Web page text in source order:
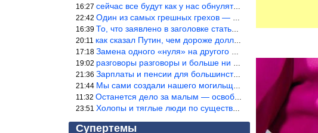
16:27 сейчас все будут как у нас обнуляться.
22:42 Один из самых грешных грехов — считать себя непогрешимым.
16:39 То, что заявлено в заголовке статьи противоречит утверждению &qu
20:11 как сказал Путин, чем дороже доллар тем дороже нефть продадим.
17:18 Замена одного «нуля» на другого «нуля» в рамках одной и той же с
19:02 разговоры разговоры и больше ни чего 9я часть балабола.
21:36 Зарплаты и пенсии для большинства населения в регионах нищенские
21:44 Мы сами создали нашего могильщика, это ИИ. Он нас и похоронит. М
11:32 Останется дело за малым — освободить планету Земля от глупого ви
23:51 Холопы и тяглые люди по существу одно и тоже. Буржуи и холопы сн
Супертемы